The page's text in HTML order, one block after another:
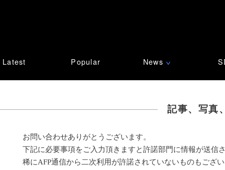
Latest Popular News ∨
記事、写真
お問い合わせありがとうございます。
下記に必要事項をご入力頂きますと許諾部門に情報が送信
稀にAFP通信から二次利用が許諾されていないものもござ